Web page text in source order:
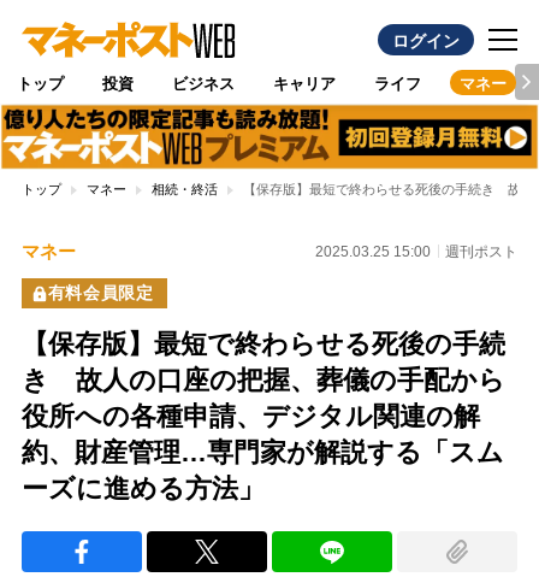
ログイン
トップ 投資 ビジネス キャリア ライフ マネー
トップ マネー 相続・終活 【保存版】最短で終わらせる死後の手続き 故
マネー 2025.03.25 15:00 週刊ポスト
有料会員限定
【保存版】最短で終わらせる死後の手続
き 故人の口座の把握、葬儀の手配から
役所への各種申請、デジタル関連の解
約、財産管理…専門家が解説する「スム
ーズに進める方法」